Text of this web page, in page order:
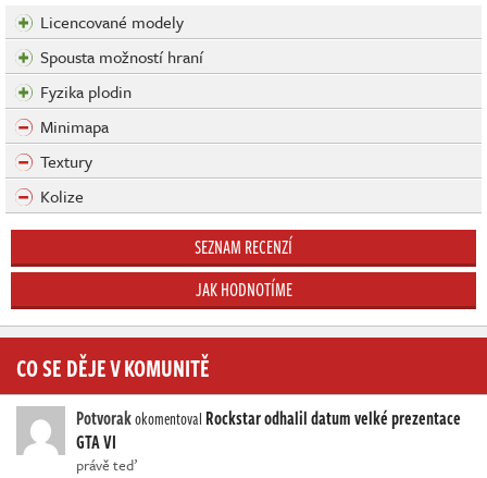
Licencované modely
Spousta možností hraní
Fyzika plodin
Minimapa
Textury
Kolize
SEZNAM RECENZÍ
JAK HODNOTÍME
CO SE DĚJE V KOMUNITĚ
Potvorakokomentoval Rockstar odhalil datum velké prezentace
GTA VI
právě teď